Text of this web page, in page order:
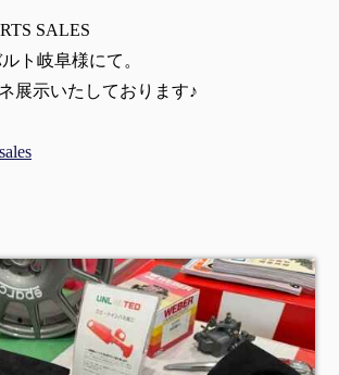
SALES
ト岐阜様にて。
展示いたしております♪